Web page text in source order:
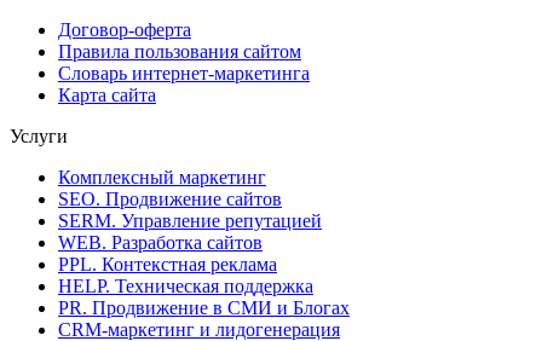
Договор-оферта
Правила пользования сайтом
Словарь интернет-маркетинга
Карта сайта
Услуги
Комплексный маркетинг
SEO. Продвижение сайтов
SERM. Управление репутацией
WEB. Разработка сайтов
PPL. Контекстная реклама
HELP. Техническая поддержка
PR. Продвижение в СМИ и Блогах
CRM-маркетинг и лидогенерация